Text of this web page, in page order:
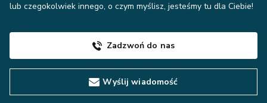
lub czegokolwiek innego, o czym myślisz, jesteśmy tu dla Ciebie!
Zadzwoń do nas
Wyślij wiadomość